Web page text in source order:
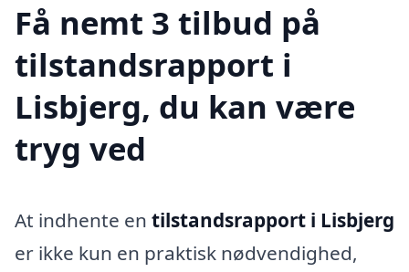
Få nemt 3 tilbud på
tilstandsrapport i
Lisbjerg, du kan være
tryg ved
At indhente en tilstandsrapport i Lisbjerg
er ikke kun en praktisk nødvendighed,